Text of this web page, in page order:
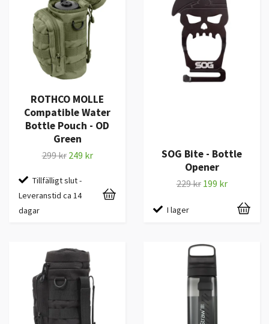
ROTHCO MOLLE
Compatible Water
Bottle Pouch - OD
Green
299 kr 249 kr
Tillfälligt slut -
Leveranstid ca 14
dagar
SOG Bite - Bottle
Opener
229 kr 199 kr
I lager